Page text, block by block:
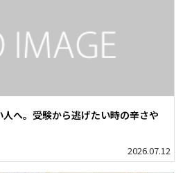
へ。受験から逃げたい時の辛さや
2026.07.12